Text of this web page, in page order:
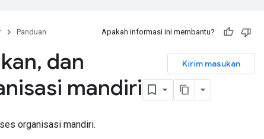
Panduan Apakah informasi ini membantu?
Kirim masukan
, dan
mandiri
organisasi mandiri.